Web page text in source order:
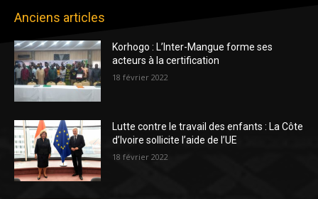
Anciens articles
Korhogo : L’Inter-Mangue forme ses
acteurs à la certification
18 février 2022
Lutte contre le travail des enfants : La Côte
d’Ivoire sollicite l’aide de l’UE
18 février 2022